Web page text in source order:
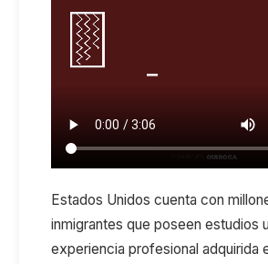
Estados Unidos cuenta con
inmigrantes que poseen estudios
experiencia profesional adquirida